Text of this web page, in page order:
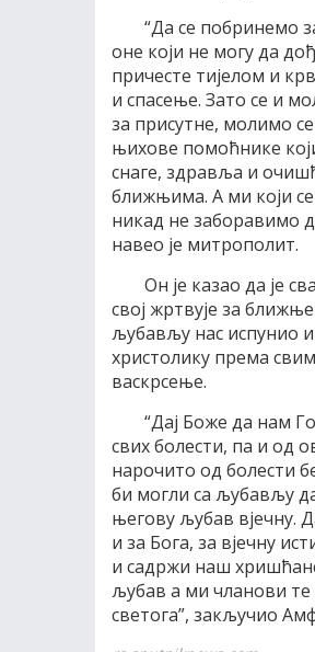
“Да се побринемо
оне који не могу да
причесте тијелом и
и спасење. Зато се и
за присутне, молимо
њихове помоћнике
снаге, здравља и
ближњима. А ми који
никад не заборавимо
навео је митрополит.
Он је казао да је
свој жртвује за
љубављу нас испунио
христолику према
васкрсење.
“Дај Боже да нам
свих болести, па и од
нарочито од болести
би могли са љубављу
његову љубав вјечну.
и за Бога, за вјечну
и садржи наш
љубав а ми чланови
светога”, закључио